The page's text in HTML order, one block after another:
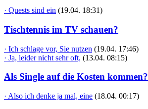
· Quests sind ein (19.04. 18:31)
Tischtennis im TV schauen?
· Ich schlage vor, Sie nutzen (19.04. 17:46)
· Ja, leider nicht sehr oft, (13.04. 08:15)
Als Single auf die Kosten kommen?
· Also ich denke ja mal, eine (18.04. 00:17)